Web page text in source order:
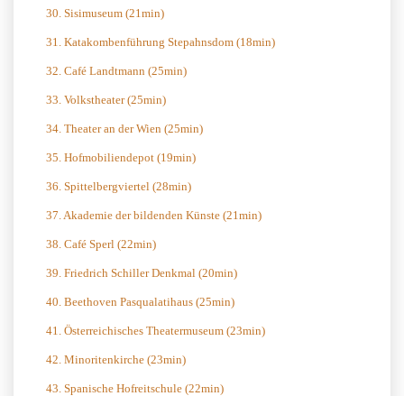
30. Sisimuseum (21min)
31. Katakombenführung Stepahnsdom (18min)
32. Café Landtmann (25min)
33. Volkstheater (25min)
34. Theater an der Wien (25min)
35. Hofmobiliendepot (19min)
36. Spittelbergviertel (28min)
37. Akademie der bildenden Künste (21min)
38. Café Sperl (22min)
39. Friedrich Schiller Denkmal (20min)
40. Beethoven Pasqualatihaus (25min)
41. Österreichisches Theatermuseum (23min)
42. Minoritenkirche (23min)
43. Spanische Hofreitschule (22min)